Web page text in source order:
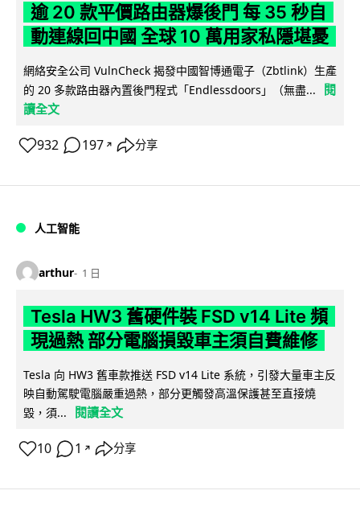
逾 20 款平價路由器爆後門 每 35 秒自
動連線回中國 全球 10 萬用家私隱堪憂
網絡安全公司 VulnCheck 揭發中國智博通電子（Zbtlink）生產
的 20 多款路由器內置後門程式「Endlessdoors」（無盡...
閱
讀全文
932 197 ↗ 分享
人工智能
arthur 1 日
Tesla HW3 舊硬件裝 FSD v14 Lite 頻
現過熱 部分電腦損毀車主須自費維修
Tesla 向 HW3 舊車款推送 FSD v14 Lite 系統，引發大量車主反
映自動駕駛電腦嚴重過熱，部分更觸發高溫保護甚至直接燒
毀，須...
閱讀全文
10 1 ↗ 分享